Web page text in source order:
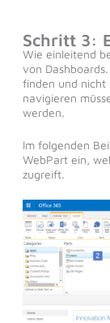
Schritt 3:
Wie einleitend
von
finden und nicht
navigieren
werden.
Im folgenden
WebPart ein,
zugreift.